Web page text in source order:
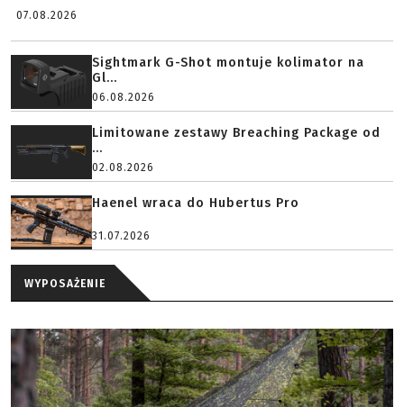
07.08.2026
Sightmark G-Shot montuje kolimator na
Gl...
06.08.2026
Limitowane zestawy Breaching Package od
...
02.08.2026
Haenel wraca do Hubertus Pro
31.07.2026
WYPOSAŻENIE